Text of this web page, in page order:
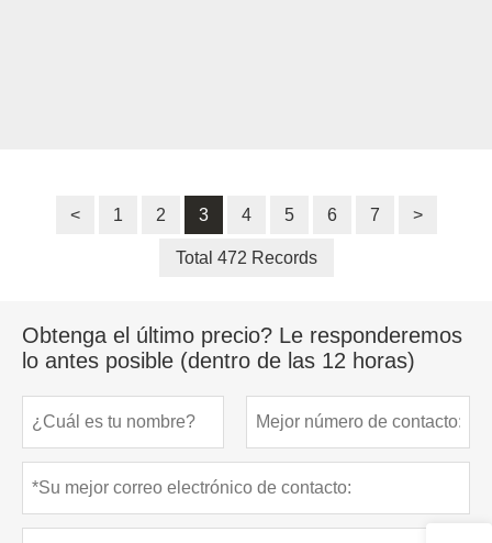
< 1 2 3 4 5 6 7 >
Total 472 Records
Obtenga el último precio? Le responderemos
lo antes posible (dentro de las 12 horas)